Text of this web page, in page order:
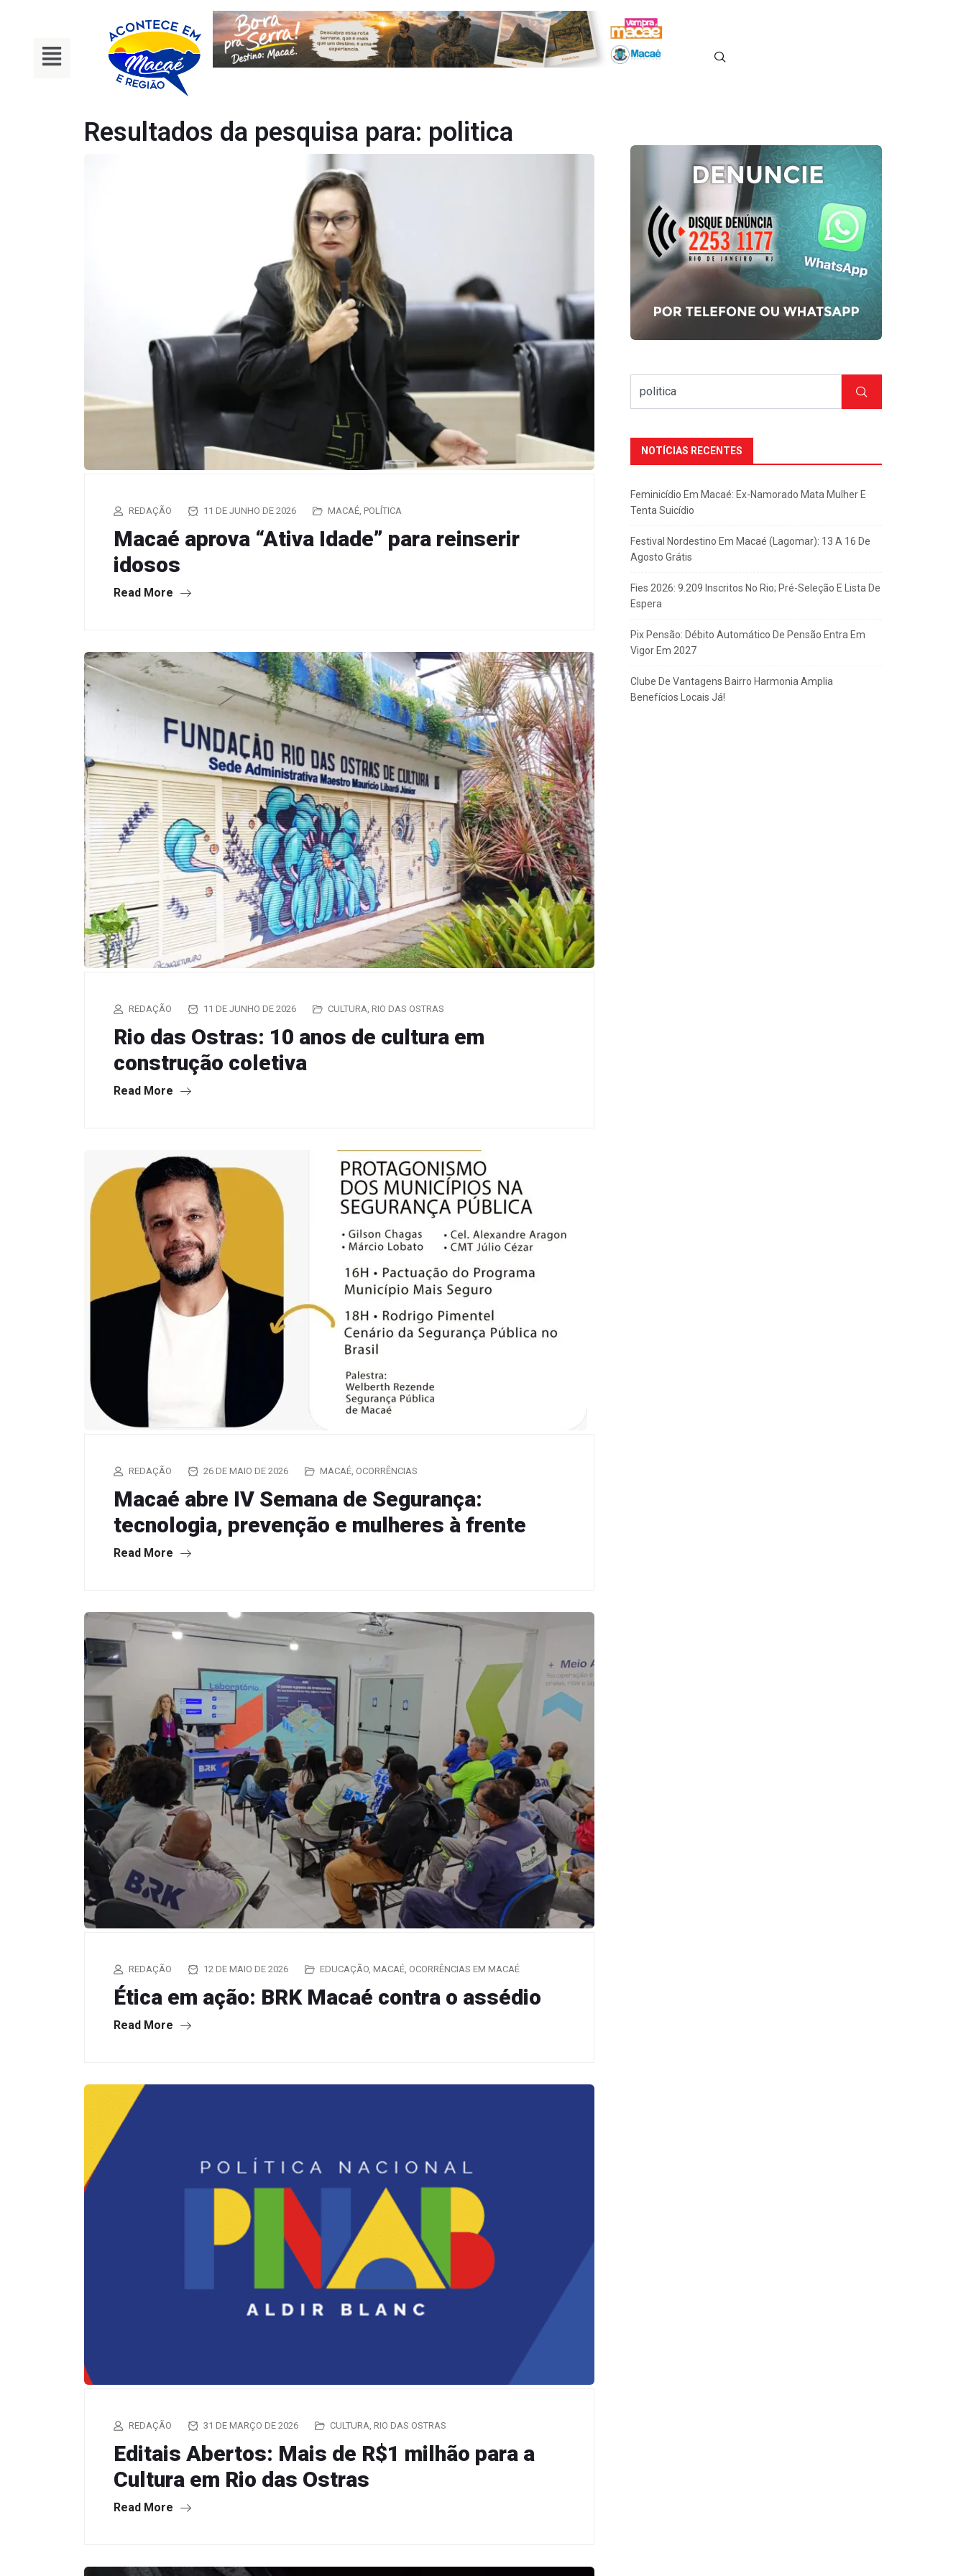
Resultados da pesquisa para: politica
REDAÇÃO 11 DE JUNHO DE 2026 MACAÉ POLÍTICA
Macaé aprova “Ativa Idade” para reinserir
idosos
Read More
REDAÇÃO 11 DE JUNHO DE 2026 CULTURA RIO DAS OSTRAS
Rio das Ostras: 10 anos de cultura em
construção coletiva
Read More
REDAÇÃO 26 DE MAIO DE 2026 MACAÉ OCORRÊNCIAS
Macaé abre IV Semana de Segurança:
tecnologia, prevenção e mulheres à frente
Read More
REDAÇÃO 12 DE MAIO DE 2026 EDUCAÇÃO, MACAÉ, OCORRÊNCIAS EM MACAÉ
Ética em ação: BRK Macaé contra o assédio
Read More
REDAÇÃO 31 DE MARÇO DE 2026 CULTURA RIO DAS OSTRAS
Editais Abertos: Mais de R$1 milhão para a
Cultura em Rio das Ostras
Read More
NOTÍCIAS RECENTES
Feminicídio Em Macaé: Ex-Namorado Mata Mulher E
Tenta Suicídio
Festival Nordestino Em Macaé (Lagomar): 13 A 16 De
Agosto Grátis
Fies 2026: 9.209 Inscritos No Rio; Pré-Seleção E Lista De
Espera
Pix Pensão: Débito Automático De Pensão Entra Em
Vigor Em 2027
Clube De Vantagens Bairro Harmonia Amplia
Benefícios Locais Já!